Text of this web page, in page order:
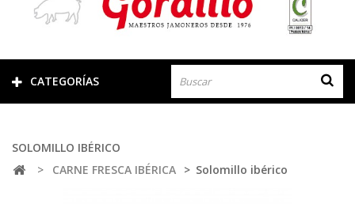
CATEGORÍAS
SOLOMILLO IBÉRICO
>
CARNE FRESCA IBÉRICA > Solomillo ibérico